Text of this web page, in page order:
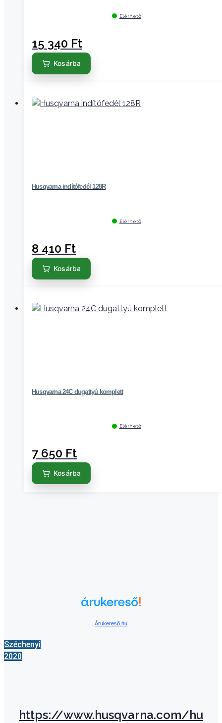
Elérhető
15 340 Ft
Kosárba
Husqvarna indítófedél 128R
Elérhető
8 410 Ft
Kosárba
Husqvarna 24C dugattyú komplett
Elérhető
7 650 Ft
Kosárba
Árukereső.hu
Széchenyi
2020
https://www.husqvarna.com/hu